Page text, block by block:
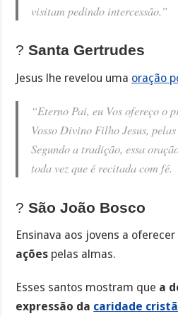
visitam pedindo intercessão.”
?Santa Gertrudes
Jesus lhe revelou uma oração
“Eterno Pai, eu Vos ofereço o
Vosso Divino Filho Jesus,
Segundo a tradição, essa
toda vez que é recitada com fé.
?São João Bosco
Ensinava aos jovens a oferecer
ações pelas almas.
Esses santos mostram que a
expressão da caridade cristã